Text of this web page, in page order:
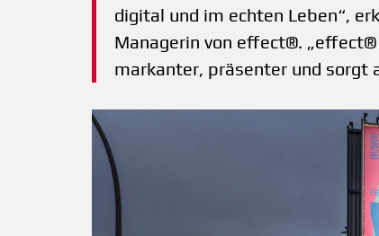
digital und im echten Leben“,
Managerin von effect®.
markanter, präsenter und sorgt